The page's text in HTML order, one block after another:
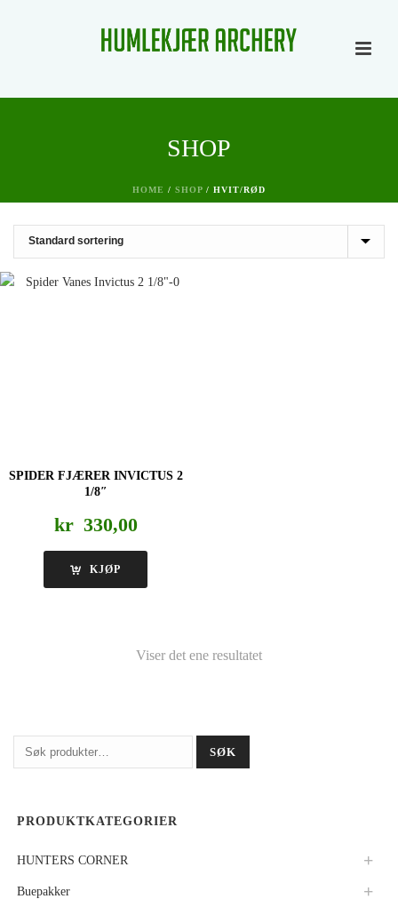
SHOP
HOME / SHOP / HVIT/RØD
SPIDER FJÆRER INVICTUS 2
1/8″
kr 330,00
KJØP
Viser det ene resultatet
Søk
etter:
SØK
PRODUKTKATEGORIER
HUNTERS CORNER
Buepakker